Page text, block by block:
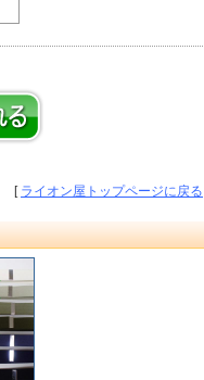
[ ライオン屋トップページに戻る